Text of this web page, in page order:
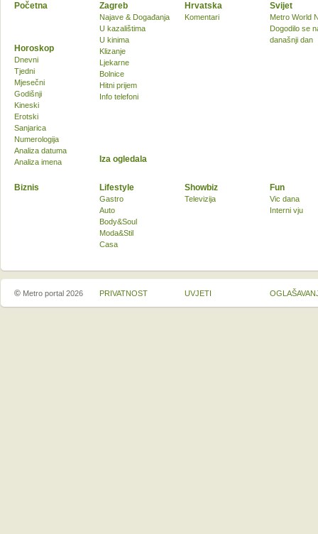
Početna Zagreb
Najave & Događanja
U kazalištima
U kinima
Klizanje
Ljekarne
Bolnice
Hitni prijem
Info telefoni
Hrvatska
Komentari
Svijet
Metro World
Dogodilo se
današnji dan
Biznis Lifestyle
Gastro
Auto
Body&Soul
Moda&Stil
Casa
Showbiz
Televizija
Fun
Vic dana
Interni vju
Horoskop
Dnevni
Tjedni
Mjesečni
Godišnji
Kineski
Erotski
Sanjarica
Numerologija
Analiza datuma
Analiza imena
Iza ogledala
© Metro portal 2026 PRIVATNOST UVJETI